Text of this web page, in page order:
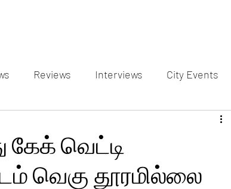
Reviews Interviews City Events
actors gallery
வெட்டி
வெகு தூரமில்லை